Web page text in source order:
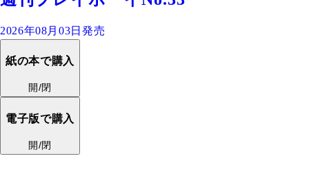
2026年08月03日発売
紙の本で購入
開/閉
電子版で購入
開/閉